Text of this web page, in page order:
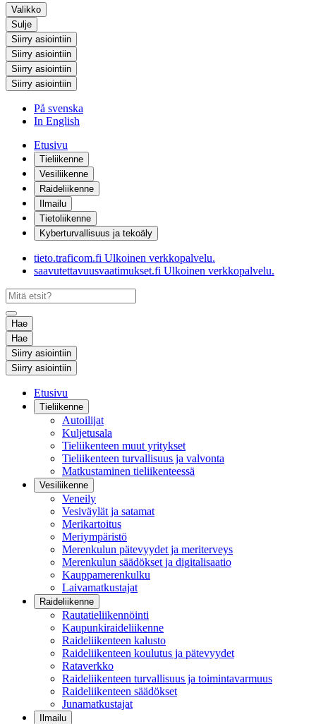
Valikko
Sulje
Siirry asiointiin
Siirry asiointiin
Siirry asiointiin
Siirry asiointiin
På svenska
In English
Etusivu
Tieliikenne
Vesiliikenne
Raideliikenne
Ilmailu
Tietoliikenne
Kyberturvallisuus ja tekoäly
tieto.traficom.fi Ulkoinen verkkopalvelu.
saavutettavuusvaatimukset.fi Ulkoinen verkkopalvelu.
Hae
Hae
Siirry asiointiin
Siirry asiointiin
Etusivu
Tieliikenne
Autoilijat
Kuljetusala
Tieliikenteen muut yritykset
Tieliikenteen turvallisuus ja valvonta
Matkustaminen tieliikenteessä
Vesiliikenne
Veneily
Vesiväylät ja satamat
Merikartoitus
Meriympäristö
Merenkulun pätevyydet ja meriterveys
Merenkulun säädökset ja digitalisaatio
Kauppamerenkulku
Laivamatkustajat
Raideliikenne
Rautatieliikennöinti
Kaupunkiraideliikenne
Raideliikenteen kalusto
Raideliikenteen koulutus ja pätevyydet
Rataverkko
Raideliikenteen turvallisuus ja toimintavarmuus
Raideliikenteen säädökset
Junamatkustajat
Ilmailu